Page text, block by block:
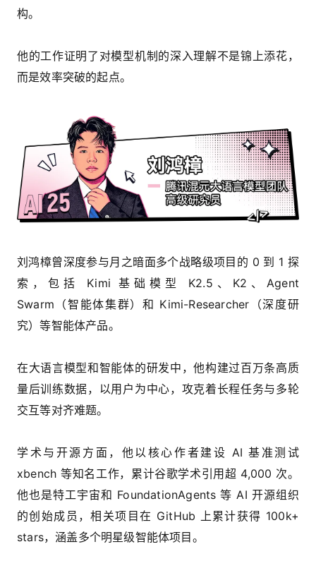
构。
他的工作证明了对模型机制的深入理解不是锦上添花，
而是效率突破的起点。
刘鸿樟曾深度参与月之暗面多个战略级项目的 0 到 1 探
索，包括 Kimi 基础模型 K2.5、K2、Agent
Swarm（智能体集群）和 Kimi-Researcher（深度研
究）等智能体产品。
在大语言模型和智能体的研发中，他构建过百万条高质
量后训练数据，以用户为中心，攻克着长程任务与多轮
交互等对齐难题。
学术与开源方面，他以核心作者建设 AI 基准测试
xbench 等知名工作，累计谷歌学术引用超 4,000 次。
他也是特工宇宙和 FoundationAgents 等 AI 开源组织
的创始成员，相关项目在 GitHub 上累计获得 100k+
stars，涵盖多个明星级智能体项目。